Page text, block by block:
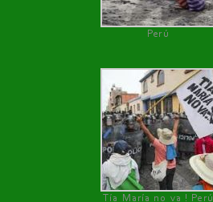
Perú
Tía María no va ! Perú